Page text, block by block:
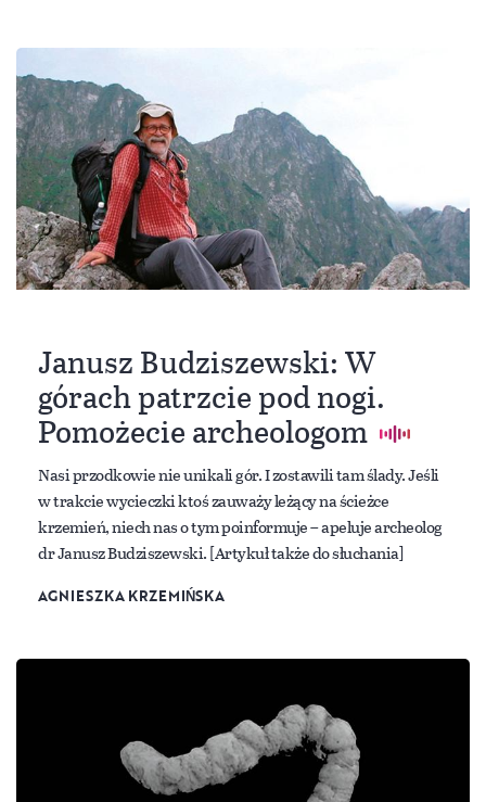
Janusz Budziszewski: W
górach patrzcie pod nogi.
Pomożecie archeologom
Nasi przodkowie nie unikali gór. I zostawili tam ślady. Jeśli
w trakcie wycieczki ktoś zauważy leżący na ścieżce
krzemień, niech nas o tym poinformuje – apeluje archeolog
dr Janusz Budziszewski. [Artykuł także do słuchania]
AGNIESZKA KRZEMIŃSKA